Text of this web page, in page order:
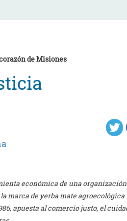
de Misiones
económica de una
marca de yerba mate
apuesta al comercio justo, el